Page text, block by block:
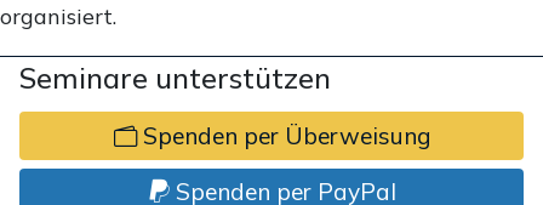
organisiert.
Seminare unterstützen
Spenden per Überweisung
Spenden per PayPal